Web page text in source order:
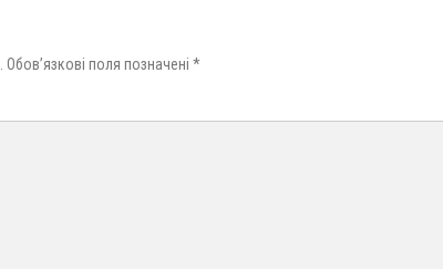
Обов’язкові поля позначені *